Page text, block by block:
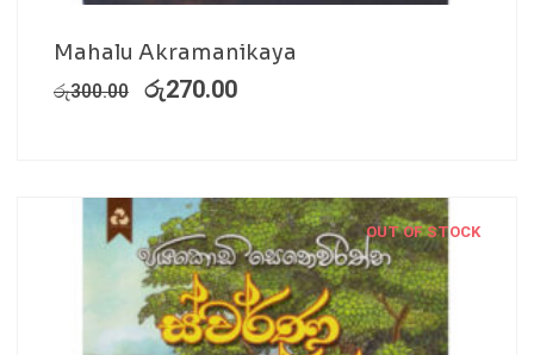
Mahalu Akramanikaya
රු300.00 රු270.00
OUT OF STOCK